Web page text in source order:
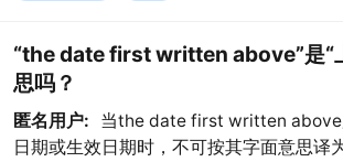
“the date first written above”是“
思吗？
匿名用户:
当the date first written above
日期或生效日期时，不可按其字面意思译